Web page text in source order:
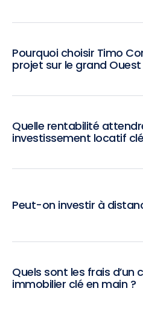
Pourquoi choisir Timo
projet sur le grand Ouest
Quelle rentabilité
investissement locatif
Peut-on investir à
Quels sont les frais d’un
immobilier clé en main ?